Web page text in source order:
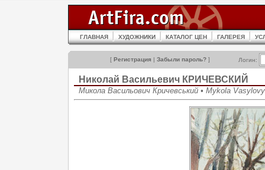
ГЛАВНАЯ ХУДОЖНИКИ КАТАЛОГ ЦЕН ГАЛЕРЕЯ
[ Регистрация | Забыли пароль? ] Логин:
Николай Васильевич КРИЧЕВСКИЙ
Микола Васильович Кричевський • Mykola